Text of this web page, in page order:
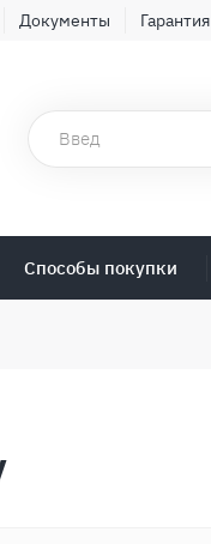
Документы Гарантия
Способы покупки